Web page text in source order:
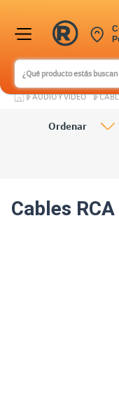
AUDIO Y VIDEO
Cables
Ordenar